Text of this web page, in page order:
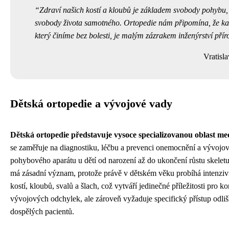
Zdraví našich kostí a kloubů je základem svobody
svobody života samotného. Ortopedie nám připomína, že
který činíme bez bolesti, je malým zázrakem inženýrství
Dětská ortopedie a vývojové vady
Dětská ortopedie představuje vysoce specializovanou oblast
se zaměřuje na diagnostiku, léčbu a prevenci onemocnění a
pohybového aparátu u dětí od narození až do ukončení růstu
má zásadní význam, protože právě v dětském věku probíhá
kostí, kloubů, svalů a šlach, což vytváří jedinečné příležitosti pro
vývojových odchylek, ale zároveň vyžaduje specifický přístup
dospělých pacientů.